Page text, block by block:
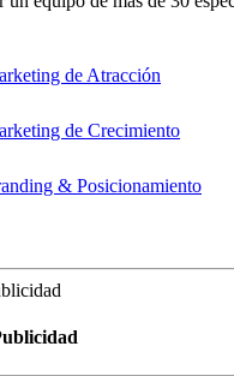
de Atracción
de Crecimiento
& Posicionamiento